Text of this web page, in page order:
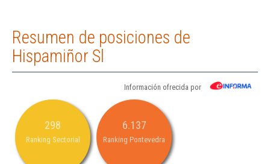
Resumen de posiciones de
Hispamiñor Sl
Información ofrecida por
298
Ranking Sectorial
6.137
Ranking Pontevedra